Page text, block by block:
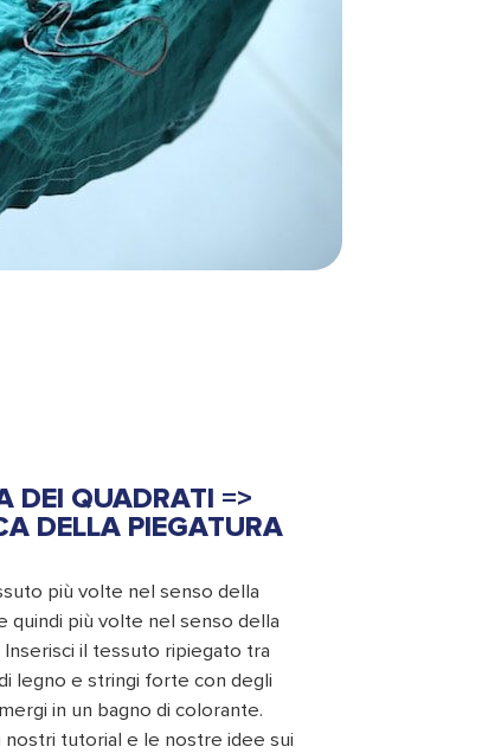
DEI QUADRATI =>
DELLA PIEGATURA
più volte nel senso della
quindi più volte nel senso della
Inserisci il tessuto ripiegato tra
legno e stringi forte con degli
in un bagno di colorante.
nostri tutorial e le nostre idee sui